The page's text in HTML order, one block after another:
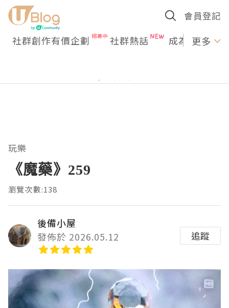
會員登記
社群創作有價企劃 社群熱話 成為U更多
玩樂
《魔藥》259
瀏覽次數:138
後備小屋
發佈於 2026.05.12
追蹤